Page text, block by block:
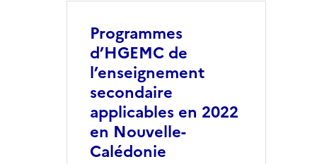
Programmes
d’HGEMC de
l’enseignement
secondaire
applicables en 2022
en Nouvelle-
Calédonie